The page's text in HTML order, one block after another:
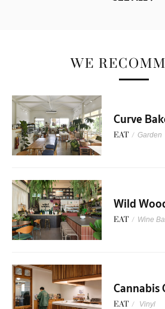
WE
Curve
EAT / Garden
Wild
EAT / Wine
Cannabis
EAT / Vinyl